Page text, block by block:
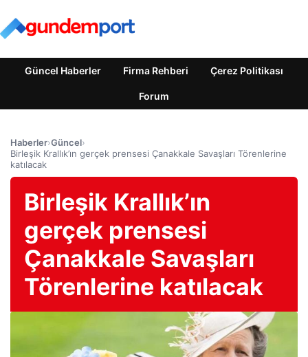
Güncel Haberler Firma Rehberi Çerez Politikası
Forum
Haberler›Güncel›
Birleşik Krallık’ın gerçek prensesi Çanakkale Savaşları Törenlerine
katılacak
Birleşik Krallık’ın
gerçek prensesi
Çanakkale Savaşları
Törenlerine katılacak